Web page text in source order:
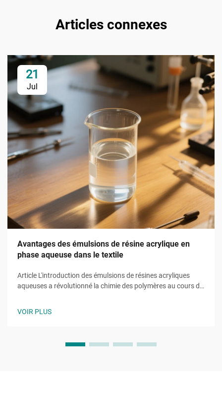
Articles connexes
21
Jul
Avantages des émulsions de résine acrylique en
phase aqueuse dans le textile
Article L'introduction des émulsions de résines acryliques
aqueuses a révolutionné la chimie des polymères au cours de
VOIR PLUS